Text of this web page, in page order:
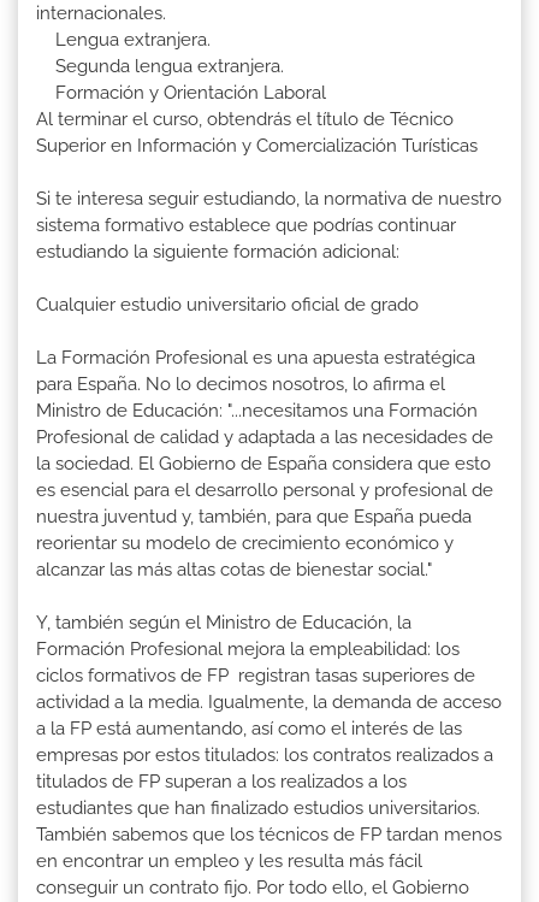
internacionales.
Lengua extranjera.
Segunda lengua extranjera.
Formación y Orientación Laboral
Al terminar el curso, obtendrás el título de Técnico
Superior en Información y Comercialización Turísticas
Si te interesa seguir estudiando, la normativa de nuestro
sistema formativo establece que podrías continuar
estudiando la siguiente formación adicional:
Cualquier estudio universitario oficial de grado
La Formación Profesional es una apuesta estratégica
para España. No lo decimos nosotros, lo afirma el
Ministro de Educación: "...necesitamos una Formación
Profesional de calidad y adaptada a las necesidades de
la sociedad. El Gobierno de España considera que esto
es esencial para el desarrollo personal y profesional de
nuestra juventud y, también, para que España pueda
reorientar su modelo de crecimiento económico y
alcanzar las más altas cotas de bienestar social."
Y, también según el Ministro de Educación, la
Formación Profesional mejora la empleabilidad: los
ciclos formativos de FP registran tasas superiores de
actividad a la media. Igualmente, la demanda de acceso
a la FP está aumentando, así como el interés de las
empresas por estos titulados: los contratos realizados a
titulados de FP superan a los realizados a los
estudiantes que han finalizado estudios universitarios.
También sabemos que los técnicos de FP tardan menos
en encontrar un empleo y les resulta más fácil
conseguir un contrato fijo. Por todo ello, el Gobierno